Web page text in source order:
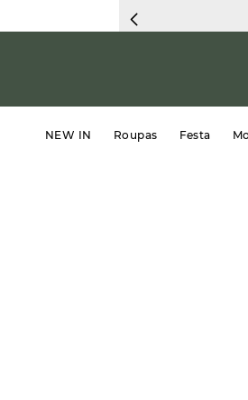
NEW IN Roupas Festa